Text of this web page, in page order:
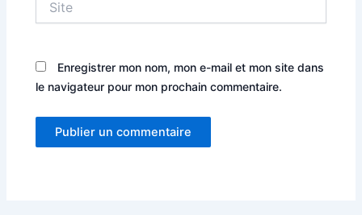
Enregistrer mon nom, mon e-mail et mon site dans
le navigateur pour mon prochain commentaire.